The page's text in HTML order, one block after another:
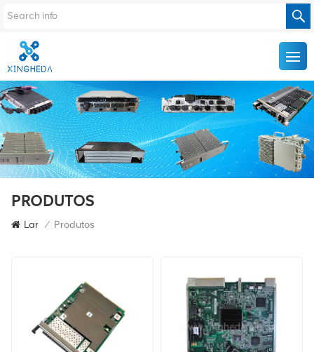
PRODUTOS
Lar / Produtos